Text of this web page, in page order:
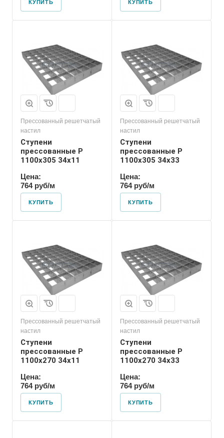
КУПИТЬ КУПИТЬ
Прессованный решетчатый
настил
Ступени
прессованные P
1100х305 34х11
Цена:
764 руб/м
КУПИТЬ
Прессованный решетчатый
настил
Ступени
прессованные P
1100х305 34х33
Цена:
764 руб/м
КУПИТЬ
Прессованный решетчатый
настил
Ступени
прессованные P
1100х270 34х11
Цена:
764 руб/м
КУПИТЬ
Прессованный решетчатый
настил
Ступени
прессованные P
1100х270 34х33
Цена:
764 руб/м
КУПИТЬ